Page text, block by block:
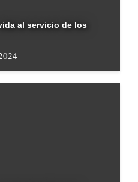
al servicio de los